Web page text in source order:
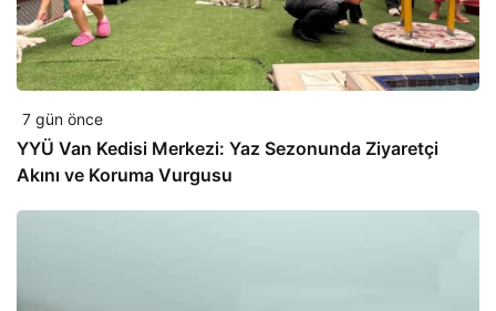
7 gün önce
YYÜ Van Kedisi Merkezi: Yaz Sezonunda Ziyaretçi
Akını ve Koruma Vurgusu